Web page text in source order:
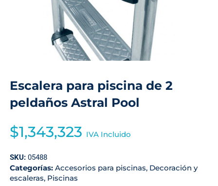
Escalera para piscina de 2
peldaños Astral Pool
$1,343,323 IVA Incluido
SKU: 05488
Categorías: Accesorios para piscinas, Decoración y
escaleras, Piscinas